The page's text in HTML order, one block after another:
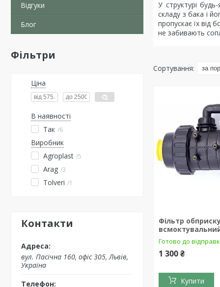
Відгуки
Блог
Фільтри
Ціна
В наявності
Так 6
Виробник
Agroplast 5
Arag 3
Tolveri 1
Контакти
вул. Пасічна 160, офіс 305, Львів,
Україна
У структурі
складу з бака і
пропускає їх від
не забивають
Фільтр
Готово до
1 300 ₴
Купити